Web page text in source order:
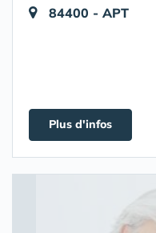
84400 - APT
Plus d'infos